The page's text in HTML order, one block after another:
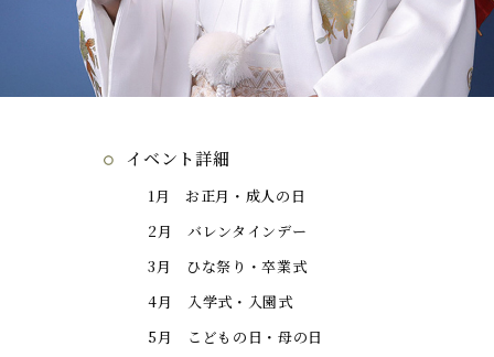
イベント詳細
1月 お正月・成人の日
2月 バレンタインデー
3月 ひな祭り・卒業式
4月 入学式・入園式
5月 こどもの日・母の日